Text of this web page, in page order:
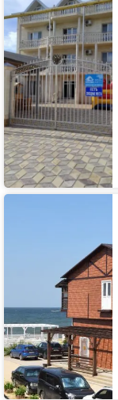
на
Зеленой
Пансионат